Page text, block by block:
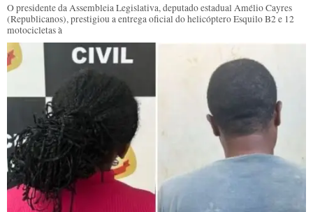
O presidente da Assembleia Legislativa, deputado estadual Amélio Cayres
(Republicanos), prestigiou a entrega oficial do helicóptero Esquilo B2 e 12
motocicletas à